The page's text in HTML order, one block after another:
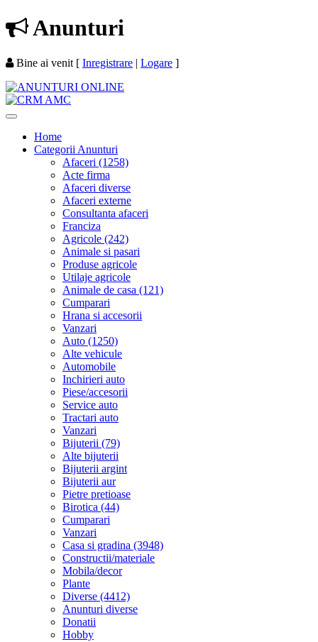
Anunturi
Bine ai venit [ Inregistrare | Logare ]
Home
Categorii Anunturi
Afaceri (1258)
Acte firma
Afaceri diverse
Afaceri externe
Consultanta afaceri
Franciza
Agricole (242)
Animale si pasari
Produse agricole
Utilaje agricole
Animale de casa (121)
Cumparari
Hrana si accesorii
Vanzari
Auto (1250)
Alte vehicule
Automobile
Inchirieri auto
Piese/accesorii
Service auto
Tractari auto
Vanzari
Bijuterii (79)
Alte bijuterii
Bijuterii argint
Bijuterii aur
Pietre pretioase
Birotica (44)
Cumparari
Vanzari
Casa si gradina (3948)
Constructii/materiale
Mobila/decor
Plante
Diverse (4412)
Anunturi diverse
Donatii
Hobby